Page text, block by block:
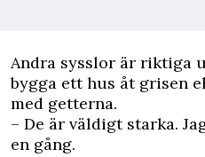
Andra sysslor är riktiga
bygga ett hus åt grisen
med getterna.
– De är väldigt starka.
en gång.